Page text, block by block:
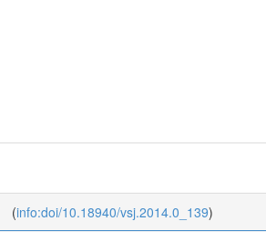
(info:doi/10.18940/vsj.2014.0_139)